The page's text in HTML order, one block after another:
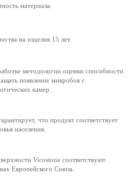
материала.
на изделия 15 лет.
методологии оценки способности
появление микробов с
камер.
что продукт соответствует
населения.
Vicostone соответствуют
Европейского Союза.